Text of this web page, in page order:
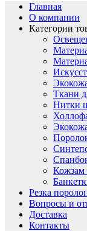
Главная
О компании
Категории
Ткани
Нитки
Кожзам
Резка
Вопросы и
Доставка
Контакты